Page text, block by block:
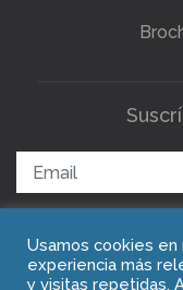
Usamos cookies
experiencia más
y visitas repetidas.